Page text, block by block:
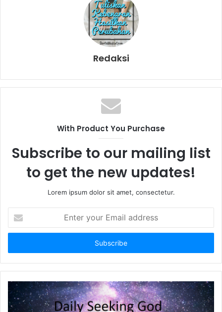
Redaksi
With Product You Purchase
Subscribe to our mailing list
to get the new updates!
Lorem ipsum dolor sit amet, consectetur.
t
r
y
u
E